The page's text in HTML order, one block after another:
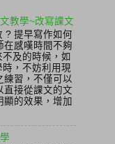
教學~改寫課文
? 提早寫作如何
在感嘆時間不夠
及的時候，如
，不妨利用現
練習，不僅可以
直接從課文的文
顯的效果，增加